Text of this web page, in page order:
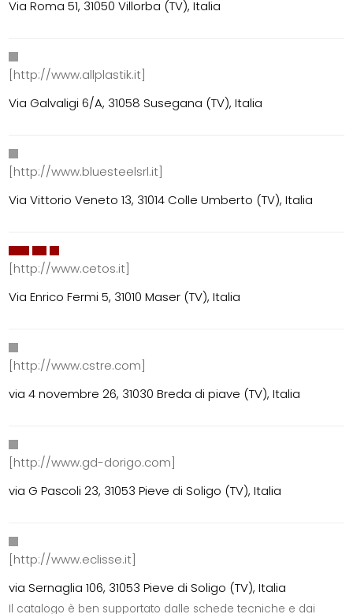
Via Roma 51, 31050 Villorba (TV), Italia
[http://www.allplastik.it]
Via Galvaligi 6/A, 31058 Susegana (TV), Italia
[http://www.bluesteelsrl.it]
Via Vittorio Veneto 13, 31014 Colle Umberto (TV), Italia
[http://www.cetos.it]
Via Enrico Fermi 5, 31010 Maser (TV), Italia
[http://www.cstre.com]
via 4 novembre 26, 31030 Breda di piave (TV), Italia
[http://www.gd-dorigo.com]
via G Pascoli 23, 31053 Pieve di Soligo (TV), Italia
[http://www.eclisse.it]
via Sernaglia 106, 31053 Pieve di Soligo (TV), Italia
Il catalogo è ben supportato dalle schede tecniche e dai